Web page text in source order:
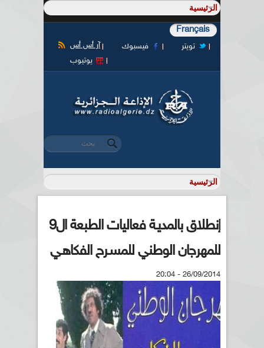
Français
آر أس أس فيسبوك
تويتر
يوتيوب
استمارة البحث
‏بحث ‏
إنطلاق بالمديـة فعاليات الطبعة ال9
للمهرجان الوطني للمسـرح الفكاهـي
26/09/2014 - 20:04